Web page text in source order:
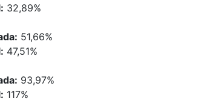
32,89%
51,66%
47,51%
93,97%
117%